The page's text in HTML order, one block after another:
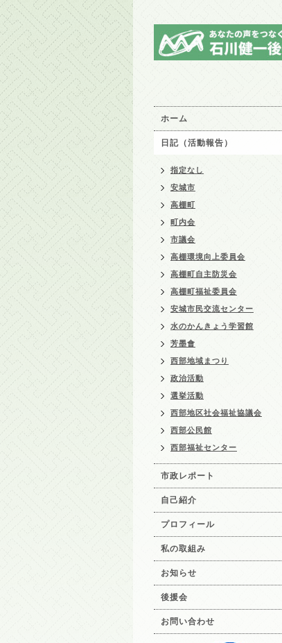
ホーム
日記（活動報告）
指定なし
安城市
高棚町
町内会
市議会
高棚環境向上委員会
高棚町自主防災会
高棚町福祉委員会
安城市民交流センター
水のかんきょう学習館
芳墨會
西部地域まつり
政治活動
選挙活動
西部地区社会福祉協議会
西部公民館
西部福祉センター
市政レポート
自己紹介
プロフィール
私の取組み
お知らせ
後援会
お問い合わせ